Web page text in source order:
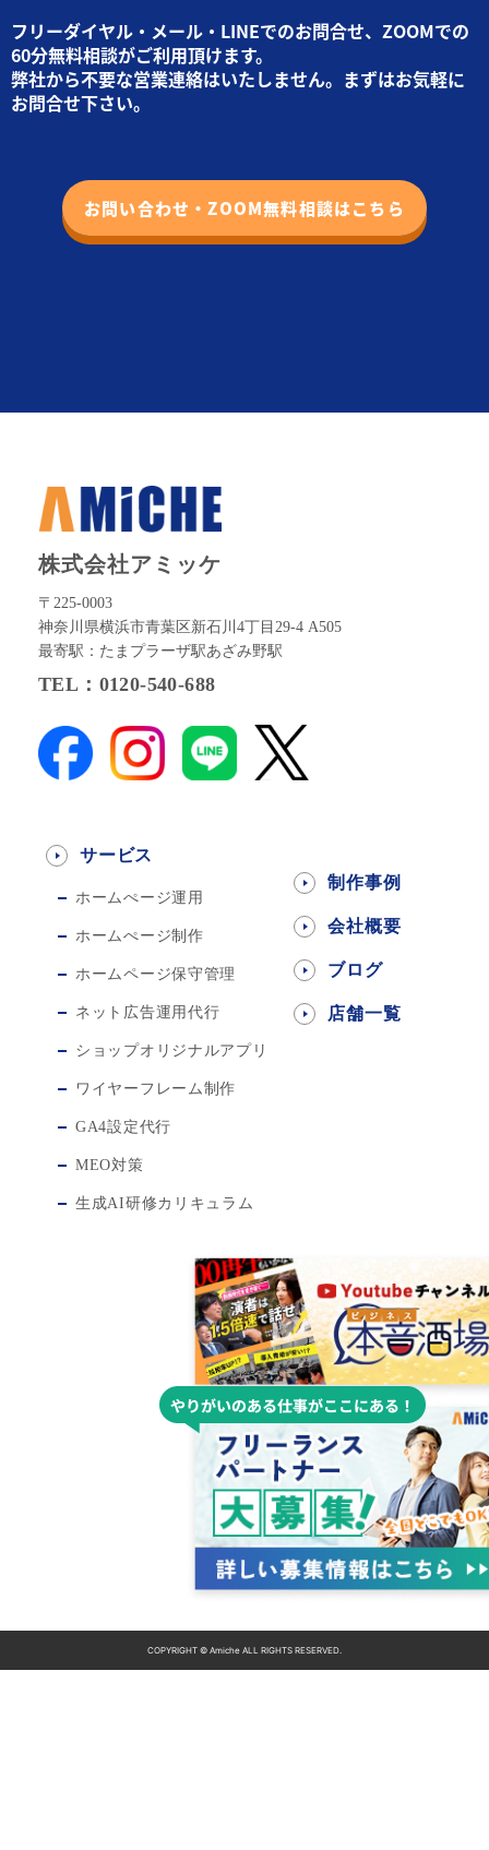
フリーダイヤル・メール・LINEでのお問合せ、ZOOMでの
60分無料相談がご利用頂けます。
弊社から不要な営業連絡はいたしません。まずはお気軽に
お問合せ下さい。
お問い合わせ・ZOOM無料相談はこちら
株式会社アミッケ
〒225-0003
神奈川県横浜市青葉区新石川4丁目29-4 A505
最寄駅：たまプラーザ駅あざみ野駅
TEL：0120-540-688
サービス
ホームぺージ運用
ホームぺージ制作
ホームページ保守管理
ネット広告運用代行
ショップオリジナルアプリ
ワイヤーフレーム制作
GA4設定代行
MEO対策
生成AI研修カリキュラム
制作事例
会社概要
ブログ
店舗一覧
COPYRIGHT © Amiche ALL RIGHTS RESERVED.